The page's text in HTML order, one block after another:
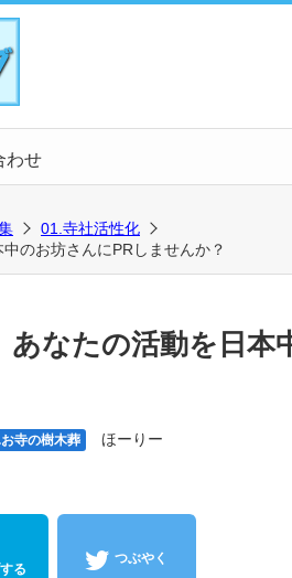
わせ
01.寺社活性化
のお坊さんにPRしませんか？
あなたの活動を日本
寺の樹木葬 ほーりー
る
つぶやく